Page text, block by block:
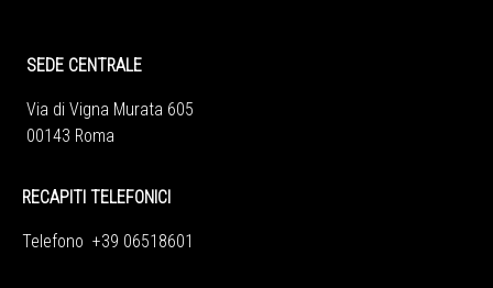
SEDE CENTRALE
Via di Vigna Murata 605
00143 Roma
RECAPITI TELEFONICI
Telefono +39 06518601